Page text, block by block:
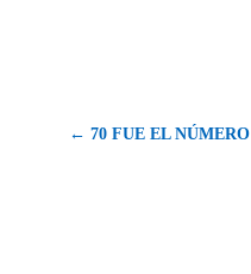
← 70 FUE EL NÚMERO